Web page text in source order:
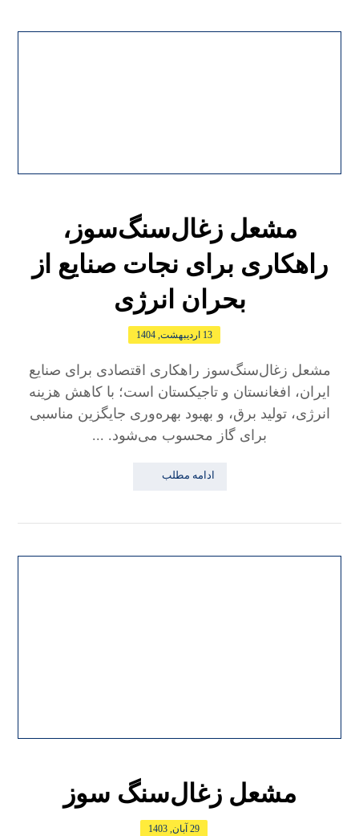
مشعل زغال‌سنگ‌سوز،
راهکاری برای نجات صنایع از
بحران انرژی
13 اردیبهشت, 1404
مشعل زغال‌سنگ‌سوز راهکاری اقتصادی برای صنایع
ایران، افغانستان و تاجیکستان است؛ با کاهش هزینه
انرژی، تولید برق، و بهبود بهره‌وری جایگزین مناسبی
برای گاز محسوب می‌شود. ...
ادامه مطلب
مشعل زغال‌سنگ سوز
29 آبان, 1403